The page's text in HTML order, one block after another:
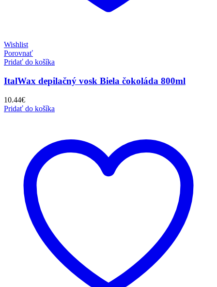
Wishlist
Porovnať
Pridať do košíka
ItalWax depilačný vosk Biela čokoláda 800ml
10.44€
Pridať do košíka